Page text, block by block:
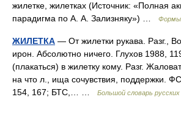
жилетке, жилетках (Источник: «Полная
парадигма по А. А. Зализняку») …
Формы
ЖИЛЕТКА — От жилетки рукава. Разг.,
ирон. Абсолютно ничего. Глухов 1988,
(плакаться) в жилетку кому. Разг.
на что л., ища сочувствия, поддержки.
154, 167; БТС,… …
Большой словарь русских